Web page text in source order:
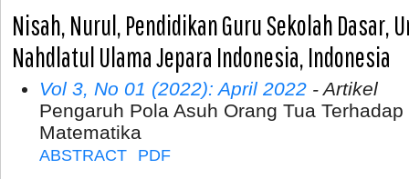
Nisah, Nurul, Pendidikan Guru Sekolah Dasar,
Nahdlatul Ulama Jepara Indonesia, Indonesia
Vol 3, No 01 (2022): April 2022 - Artikel
Pengaruh Pola Asuh Orang Tua
Matematika
ABSTRACT PDF